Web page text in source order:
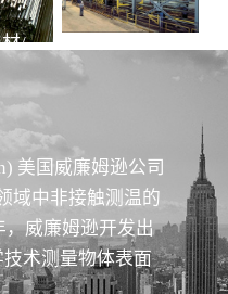
线棒材/型材/管材
美国威廉姆逊公司
域中非接触测温的
威廉姆逊开发出
术测量物体表面